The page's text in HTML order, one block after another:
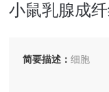
小鼠乳腺成
简要描述：细胞